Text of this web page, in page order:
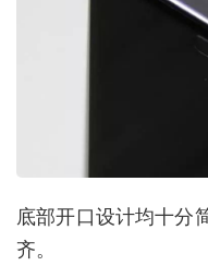
底部开口设计均十分
齐。